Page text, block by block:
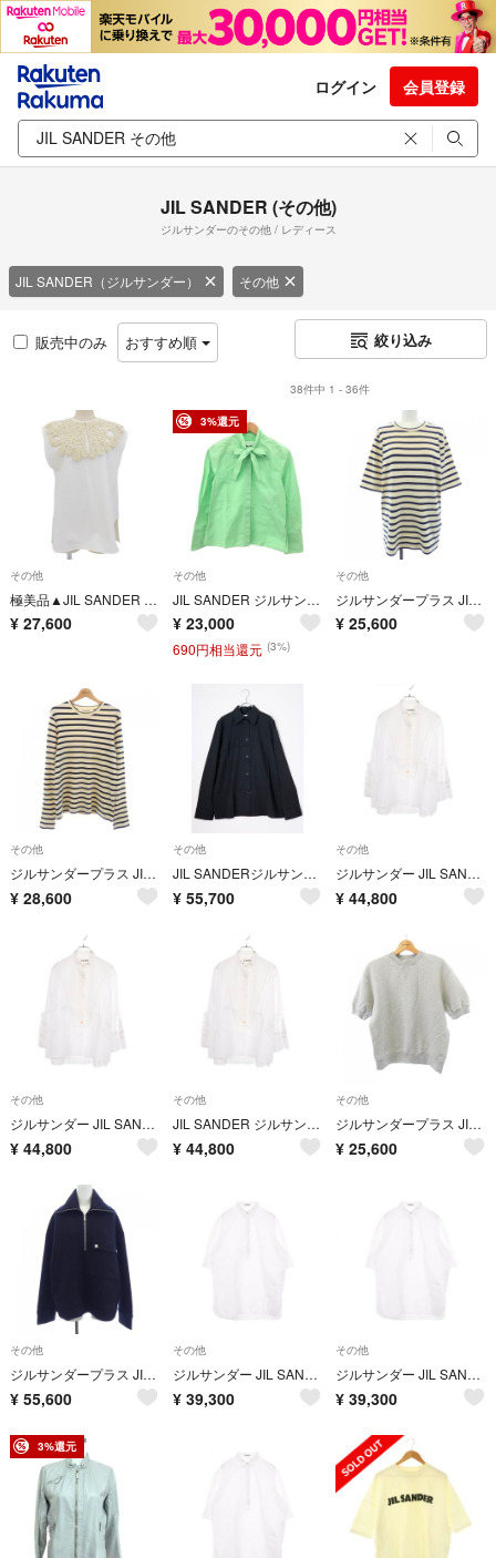
ログイン 会員登録
JIL SANDER (その他)
ジルサンダーのその他 / レディース
JIL SANDER（ジルサンダー） その他
販売中のみ おすすめ順 絞り込み
38件中 1 - 36件
その他
極美品▲JIL SANDER ジルサンダー JSWQ707311 コットン100％ マクラメ編みつけ襟付き トップス ホワイト S イタリア製 正規品 レディース
¥ 27,600
3%還元
その他
JIL SANDER ジルサンダー 長袖シャツブラウス サイズ:32 ボウタイ J02DL0149/23SS グリーン レディース / 240001214902
¥ 23,000
690円相当還元 (3%)
その他
ジルサンダープラス JIL SANDER+ J40GC0111 トップス
¥ 25,600
その他
ジルサンダープラス JIL SANDER+ J40NH0003 トップス
¥ 28,600
その他
JIL SANDERジルサンダー 2024SS J04DL0004 Wardrobe W SHIRT 02 ウールシャツ【34】【LSHA82701】
¥ 55,700
その他
ジルサンダー JIL SANDER スタンドカラー 長袖 衣料品 トップス コットン レディース ホワイト系 J02DL0176 【中古】
¥ 44,800
その他
ジルサンダー JIL SANDER スタンドカラー 長袖 衣料品 トップス コットン レディース ホワイト系 J02DL0176 【中古】
¥ 44,800
その他
JIL SANDER ジルサンダー その他トップス スタンドカラー 長袖
¥ 44,800
その他
ジルサンダープラス JIL SANDER+ J40GC0137 J20010 スウェット
¥ 25,600
その他
ジルサンダープラス JIL SANDER+ J40GU0124 J41423 トップス
¥ 55,600
その他
ジルサンダー JIL SANDER ロゴ刺繍 衣料品 トップス コットン レディース ホワイト系 【中古】
¥ 39,300
その他
ジルサンダー JIL SANDER ロゴ刺繍 衣料品 トップス コットン レディース ホワイト系 【中古】
¥ 39,300
3%還元